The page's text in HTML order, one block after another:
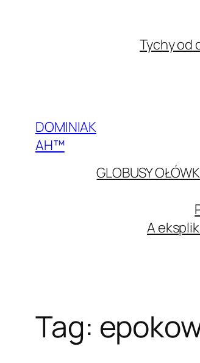
DOMINIAK
AH™
Tychy od
GLOBUSY
A
Tag: